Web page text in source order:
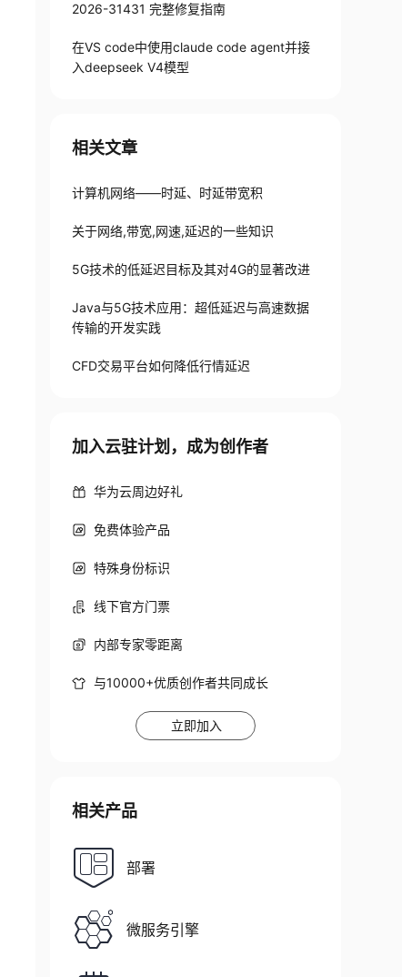
2026-31431 完整修复指南
在VS code中使用claude code agent并接
入deepseek V4模型
相关文章
计算机网络——时延、时延带宽积
关于网络,带宽,网速,延迟的一些知识
5G技术的低延迟目标及其对4G的显著改进
Java与5G技术应用：超低延迟与高速数据
传输的开发实践
CFD交易平台如何降低行情延迟
加入云驻计划，成为创作者
华为云周边好礼
免费体验产品
特殊身份标识
线下官方门票
内部专家零距离
与10000+优质创作者共同成长
立即加入
相关产品
部署
微服务引擎